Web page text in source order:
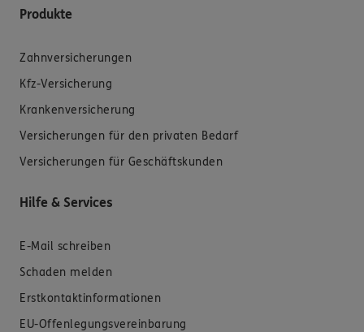
Produkte
Zahnversicherungen
Kfz-Versicherung
Krankenversicherung
Versicherungen für den privaten Bedarf
Versicherungen für Geschäftskunden
Hilfe & Services
E-Mail schreiben
Schaden melden
Erstkontaktinformationen
EU-Offenlegungsvereinbarung